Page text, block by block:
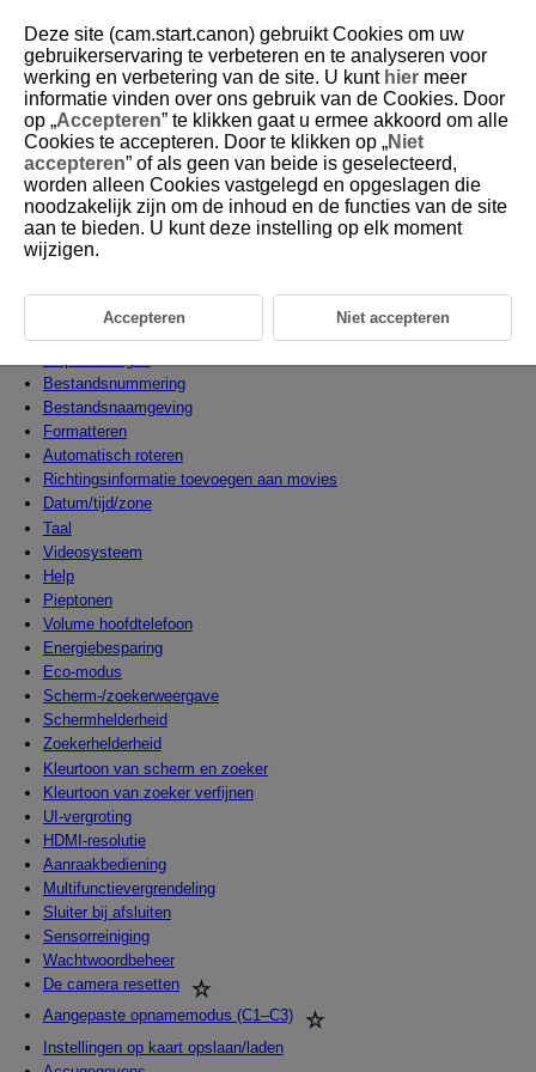
D090-167
Instellen
In dit hoofdstuk worden menu-instellingen op het insteltabblad ([
])
beschreven.
Rechts van titels geeft functies aan die alleen beschikbaar zijn in
Tabbladmenu's: Instellen
Kaarten selecteren voor opname/weergave
Bestandsnummering
Bestandsnaamgeving
Formatteren
Automatisch roteren
Richtingsinformatie toevoegen aan movies
Datum/tijd/zone
Taal
Videosysteem
Help
Pieptonen
Volume hoofdtelefoon
Energiebesparing
Eco-modus
Scherm-/zoekerweergave
Schermhelderheid
Zoekerhelderheid
Kleurtoon van scherm en zoeker
Kleurtoon van zoeker verfijnen
UI-vergroting
HDMI-resolutie
Aanraakbediening
Multifunctievergrendeling
Sluiter bij afsluiten
Sensorreiniging
Wachtwoordbeheer
De camera resetten
Aangepaste opnamemodus (C1–C3)
Instellingen op kaart opslaan/laden
Deze site (cam.start.canon) gebruikt Cookies om uw
gebruikerservaring te verbeteren en te analyseren voor
werking en verbetering van de site. U kunt hier meer
informatie vinden over ons gebruik van de Cookies. Door
op „Accepteren” te klikken gaat u ermee akkoord om alle
Cookies te accepteren. Door te klikken op „Niet
accepteren” of als geen van beide is geselecteerd,
worden alleen Cookies vastgelegd en opgeslagen die
noodzakelijk zijn om de inhoud en de functies van de site
aan te bieden. U kunt deze instelling op elk moment
wijzigen.
Accepteren Niet accepteren